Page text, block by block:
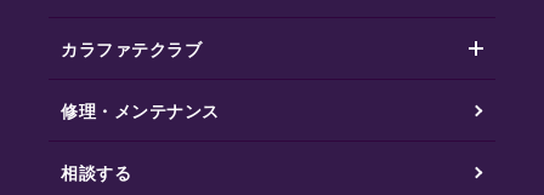
カラファテクラブ
修理・メンテナンス
相談する